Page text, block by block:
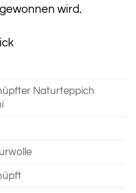
wird.
Naturteppich